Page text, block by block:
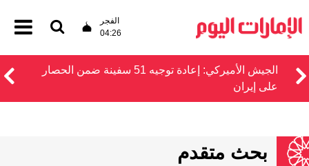
الفجر
04:26
الجيش الأميركي: إعادة توجيه 51 سفينة ضمن الحصار
على إيران
بحث متقدم